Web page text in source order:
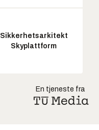
Sikkerhetsarkitekt
Skyplattform
En tjeneste fra